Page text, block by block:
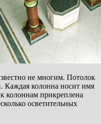
не многим. Потолок
Каждая колонна носит имя
колоннам прикреплена
осветительных